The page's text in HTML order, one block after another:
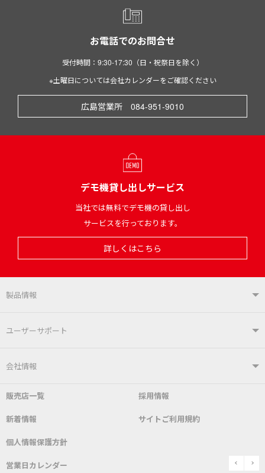
お電話でのお問合せ
受付時間：9:30-17:30（日・祝祭日を除く）
※土曜日については会社カレンダーをご確認ください
広島営業所 084-951-9010
デモ機貸し出しサービス
当社では無料でデモ機の貸し出し
サービスを行っております。
詳しくはこちら
製品情報
製品情報TOP
はんだ付けシステム
こて先 自動はんだ送り装置
表面実装/SMT関連
ユーザーサポート
ユーザーサポートTOP
よくあるご質問 デモ機貸し出しサービス
SDS(MSDS)製品
取扱説明書
会社情報
会社概要 社長あいさつ
グットのあゆみ
販売店一覧 採用情報
新着情報 サイトご利用規約
個人情報保護方針
営業日カレンダー prev